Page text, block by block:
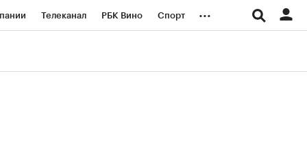
Телеканал РБК Вино Спорт ...